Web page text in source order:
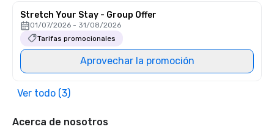
Stretch Your Stay - Group Offer
01/07/2026 - 31/08/2026
Tarifas promocionales
Aprovechar la promoción
Ver todo (3)
Acerca de nosotros